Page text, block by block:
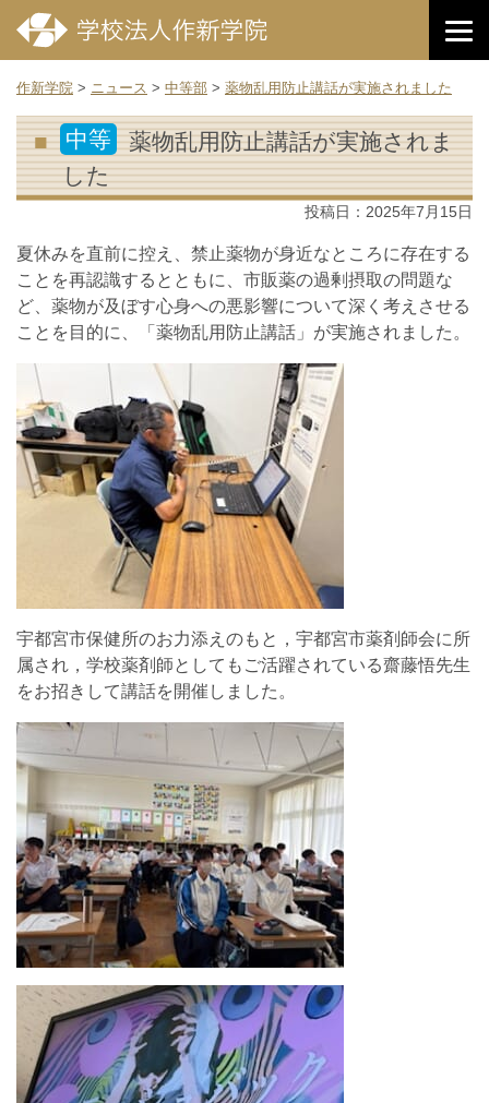
作新学院 > ニュース > 中等部 > 薬物乱用防止講話が実施されました
中等
薬物乱用防止講話が実施されま
した
投稿日： 2025年7月15日
夏休みを直前に控え、禁止薬物が身近なところに存在する
ことを再認識するとともに、市販薬の過剰摂取の問題な
ど、薬物が及ぼす心身への悪影響について深く考えさせる
ことを目的に、「薬物乱用防止講話」が実施されました。
宇都宮市保健所のお力添えのもと，宇都宮市薬剤師会に所
属され，学校薬剤師としてもご活躍されている齋藤悟先生
をお招きして講話を開催しました。